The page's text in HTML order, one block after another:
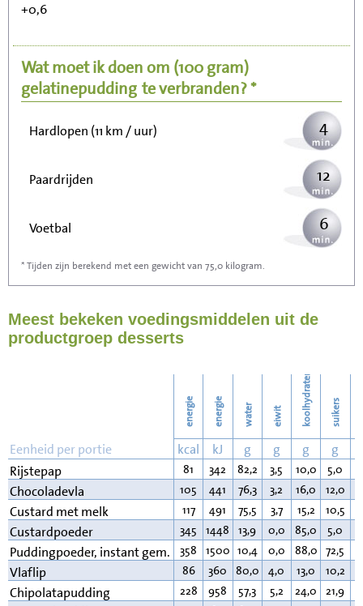
+0,6
Wat moet ik doen om (100 gram)
gelatinepudding te verbranden? *
Wandelen (5 km/uur)
Hardlopen (11 km / uur) 4
Paardrijden 12
Voetbal 6
Stofzuigen
Strijken 21
24
* Tijden zijn berekend met een gewicht van 75,0 kilogram.
Meest bekeken voedingsmiddelen uit de
productgroep desserts
energie energie water eiwit koolhydraten suikers
Eenheid per portie kcal kJ g g g g
Rijstepap
81 342 82,2 3,5 10,0 5,0
Chocoladevla 105 441 76,3 3,2 16,0 12,0
Custard met melk 117 491 75,5 3,7 15,2 10,5
Custardpoeder 345 1448 13,9 0,0 85,0 5,0
Puddingpoeder, instant gem. 358 1500 10,4 0,0 88,0 72,5
Vlaflip 86 360 80,0 4,0 13,0 10,2
Chipolatapudding 228 958 57,3 5,2 24,0 21,9